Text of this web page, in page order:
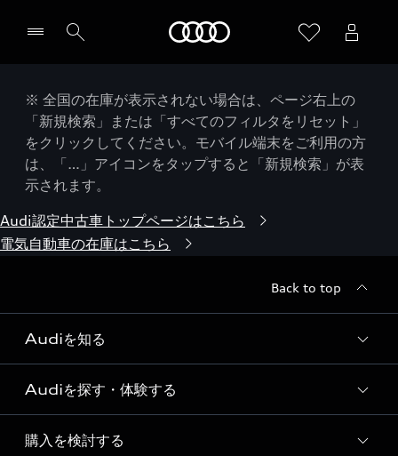
※ 全国の在庫が表示されない場合は、ページ右上の
「新規検索」または「すべてのフィルタをリセット」
をクリックしてください。モバイル端末をご利用の方
は、「…」アイコンをタップすると「新規検索」が表
示されます。
Audi認定中古車トップページはこちら
電気自動車の在庫はこちら
Back to top
Audiを知る
Audi ブランド
Story of Progress
Audiを探す・体験する
ディーラー検索
購入を検討する